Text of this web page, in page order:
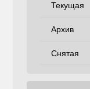
Текущая
Архив
Снятая